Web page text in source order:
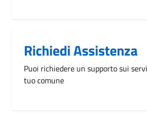
Richiedi Assistenza
Puoi richiedere un supporto sui
tuo comune